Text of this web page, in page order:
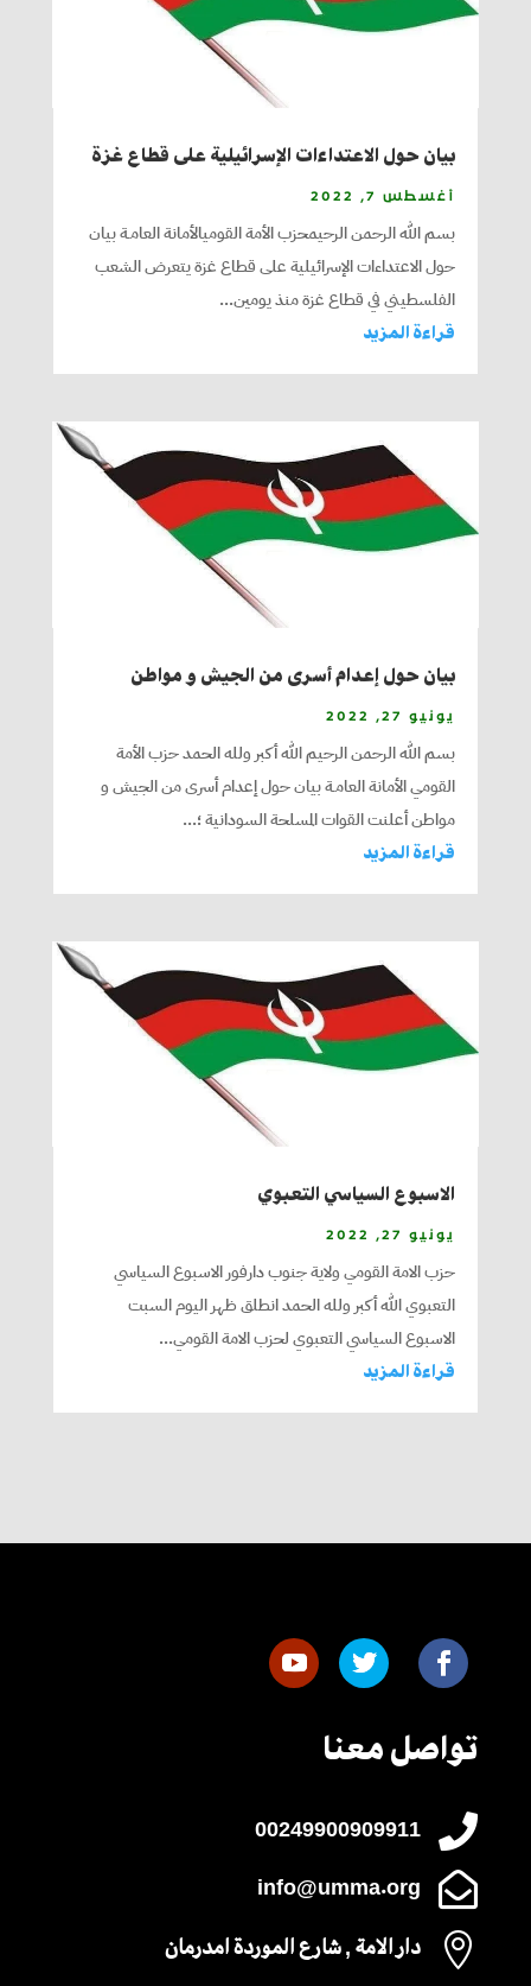
بيان حول الاعتداءات الإسرائيلية على قطاع غزة
أغسطس 7, 2022
بسم الله الرحمن الرحيمحزب الأمة القوميالأمانة العامـة بيان
حول الاعتداءات الإسرائيلية على قطاع غزة يتعرض الشعب
الفلسطيني في قطاع غزة منذ يومين...
قراءة المزيد
بيان حول إعدام أسرى من الجيش و مواطن
يونيو 27, 2022
بسم الله الرحمن الرحيم الله أكبر ولله الحمد حزب الأمة
القومي الأمانة العامـة بيان حول إعدام أسرى من الجيش و
مواطن أعلنت القوات المسلحة السودانية ؛...
قراءة المزيد
الاسبوع السياسي التعبوي
يونيو 27, 2022
حزب الامة القومي ولاية جنوب دارفور الاسبوع السياسي
التعبوي الله أكبر ولله الحمد انطلق ظهر اليوم السبت
الاسبوع السياسي التعبوي لحزب الامة القومي...
قراءة المزيد
تواصل معنا

00249900909911

info@umma.org
 دار الامة , شارع الموردة امدرمان